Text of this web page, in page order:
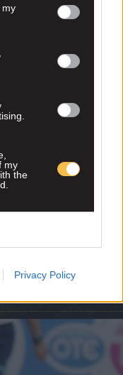
my
my
the
Privacy Policy